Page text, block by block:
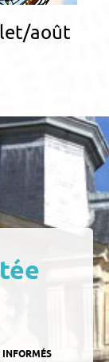
août
INFORMÉS